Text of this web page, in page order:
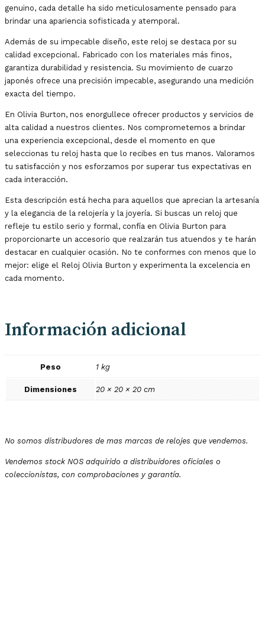
genuino, cada detalle ha sido meticulosamente pensado para
brindar una apariencia sofisticada y atemporal.
Además de su impecable diseño, este reloj se destaca por su
calidad excepcional. Fabricado con los materiales más finos,
garantiza durabilidad y resistencia. Su movimiento de cuarzo
japonés ofrece una precisión impecable, asegurando una medición
exacta del tiempo.
En Olivia Burton, nos enorgullece ofrecer productos y servicios de
alta calidad a nuestros clientes. Nos comprometemos a brindar
una experiencia excepcional, desde el momento en que
seleccionas tu reloj hasta que lo recibes en tus manos. Valoramos
tu satisfacción y nos esforzamos por superar tus expectativas en
cada interacción.
Esta descripción está hecha para aquellos que aprecian la artesanía
y la elegancia de la relojería y la joyería. Si buscas un reloj que
refleje tu estilo serio y formal, confía en Olivia Burton para
proporcionarte un accesorio que realzarán tus atuendos y te harán
destacar en cualquier ocasión. No te conformes con menos que lo
mejor: elige el Reloj Olivia Burton y experimenta la excelencia en
cada momento.
Información adicional
Peso 1 kg
Dimensiones 20 × 20 × 20 cm
No somos distribudores de mas marcas de relojes que vendemos.
Vendemos stock NOS adquirido a distribuidores oficiales o
coleccionistas, con comprobaciones y garantía.